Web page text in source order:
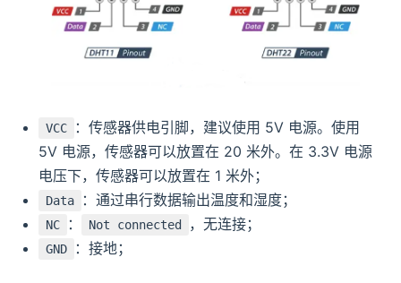
VCC
：传感器供电引脚，建议使用 5V 电源。使用
5V 电源，传感器可以放置在 20 米外。在 3.3V 电源
电压下，传感器可以放置在 1 米外；
Data ：通过串行数据输出温度和湿度；
NC ： Not connected ，无连接；
GND ：接地；